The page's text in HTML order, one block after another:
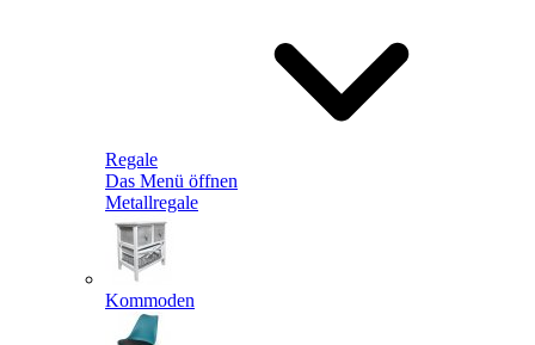
Regale
Das Menü öffnen
Metallregale
Kommoden